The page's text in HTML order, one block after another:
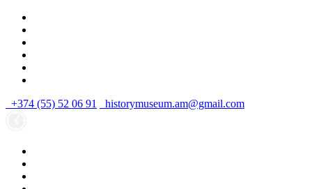
+374 (55) 52 06 91 historymuseum.am@gmail.com